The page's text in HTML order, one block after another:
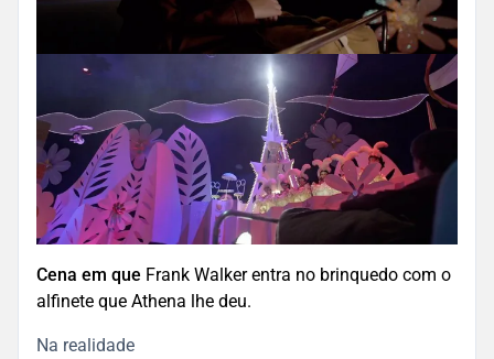
Cena em que Frank Walker entra no brinquedo com o
alfinete que Athena lhe deu.
Na realidade